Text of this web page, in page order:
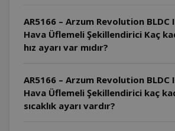
AR5166 – Arzum Revolution BLDC
Hava Üflemeli Şekillendirici Kaç kademeli
hız ayarı var mıdır?
AR5166 – Arzum Revolution BLDC
Hava Üflemeli Şekillendirici kaç
sıcaklık ayarı vardır?